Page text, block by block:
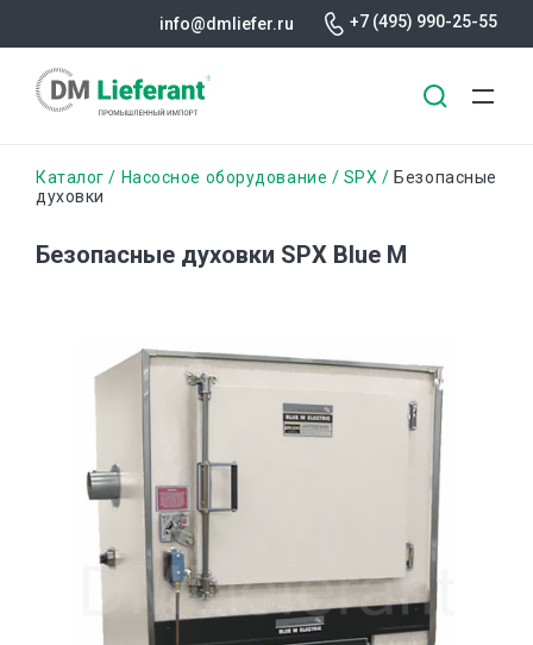
содержанию
info@dmliefer.ru +7 (495) 990-25-55
Строка
Каталог Насосное оборудование SPX
Безопасные
духовки
Безопасные духовки SPX Blue M